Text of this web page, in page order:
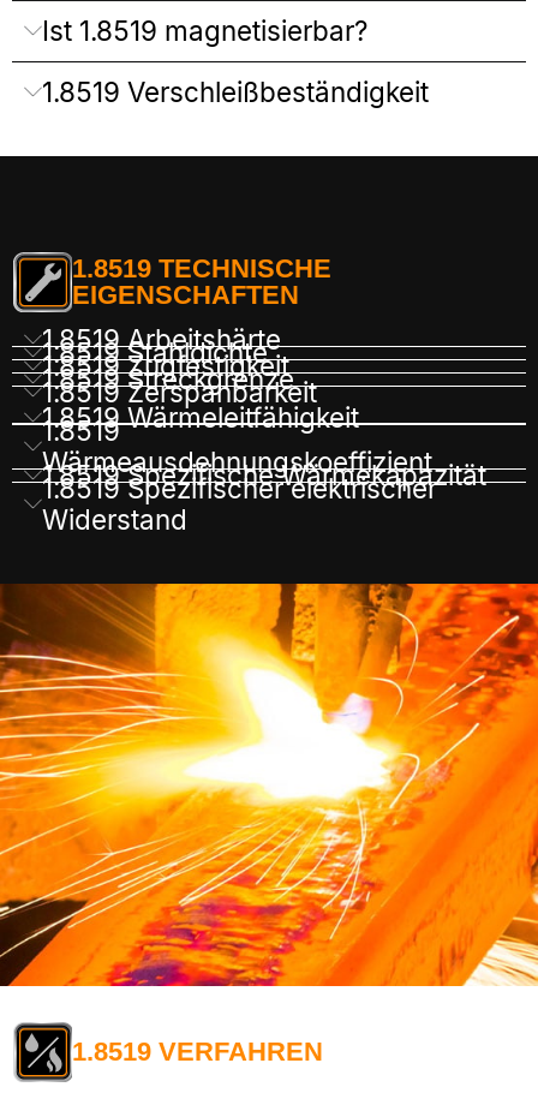
Ist 1.8519 magnetisierbar?
1.8519 Verschleißbeständigkeit
1.8519 TECHNISCHE
EIGENSCHAFTEN
1.8519 Arbeitshärte
1.8519 Stahldichte
1.8519 Zugfestigkeit
1.8519 Streckgrenze
1.8519 Zerspanbarkeit
1.8519 Wärmeleitfähigkeit
1.8519
Wärmeausdehnungskoeffizient
1.8519 Spezifische Wärmekapazität
1.8519 Spezifischer elektrischer
Widerstand
1.8519 VERFAHREN